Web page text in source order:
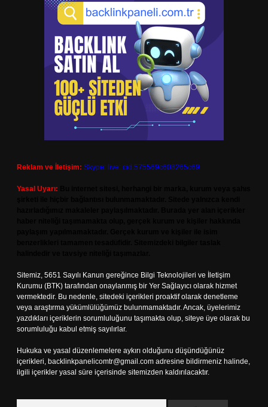
Reklam ve İletişim: Skype: live:.cid.575569c608265c69
Yasal Uyarı:
Sitemiz, 5651 Sayılı Kanun gereğince Bilgi Teknolojileri ve İletişim
Kurumu (BTK) tarafından onaylanmış bir Yer Sağlayıcı olarak hizmet
vermektedir. Bu nedenle, sitedeki içerikleri proaktif olarak denetleme
veya araştırma yükümlülüğümüz bulunmamaktadır. Ancak, üyelerimiz
yazdıkları içeriklerin sorumluluğunu taşımakta olup, siteye üye olarak bu
sorumluluğu kabul etmiş sayılırlar.
Hukuka ve yasal düzenlemelere aykırı olduğunu düşündüğünüz
içerikleri, backlinkpanelicomtr@gmail.com adresine bildirmeniz halinde,
ilgili içerikler yasal süre içerisinde sitemizden kaldırılacaktır.